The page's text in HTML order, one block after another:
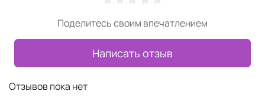
Поделитесь своим впечатлением
Написать отзыв
Отзывов пока нет